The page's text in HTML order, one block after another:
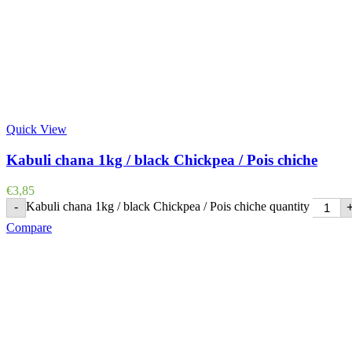
Quick View
Kabuli chana 1kg / black Chickpea / Pois chiche
€3,85
- Kabuli chana 1kg / black Chickpea / Pois chiche quantity
Compare